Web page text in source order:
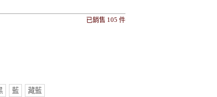
已銷售 105 件
藍 藏藍